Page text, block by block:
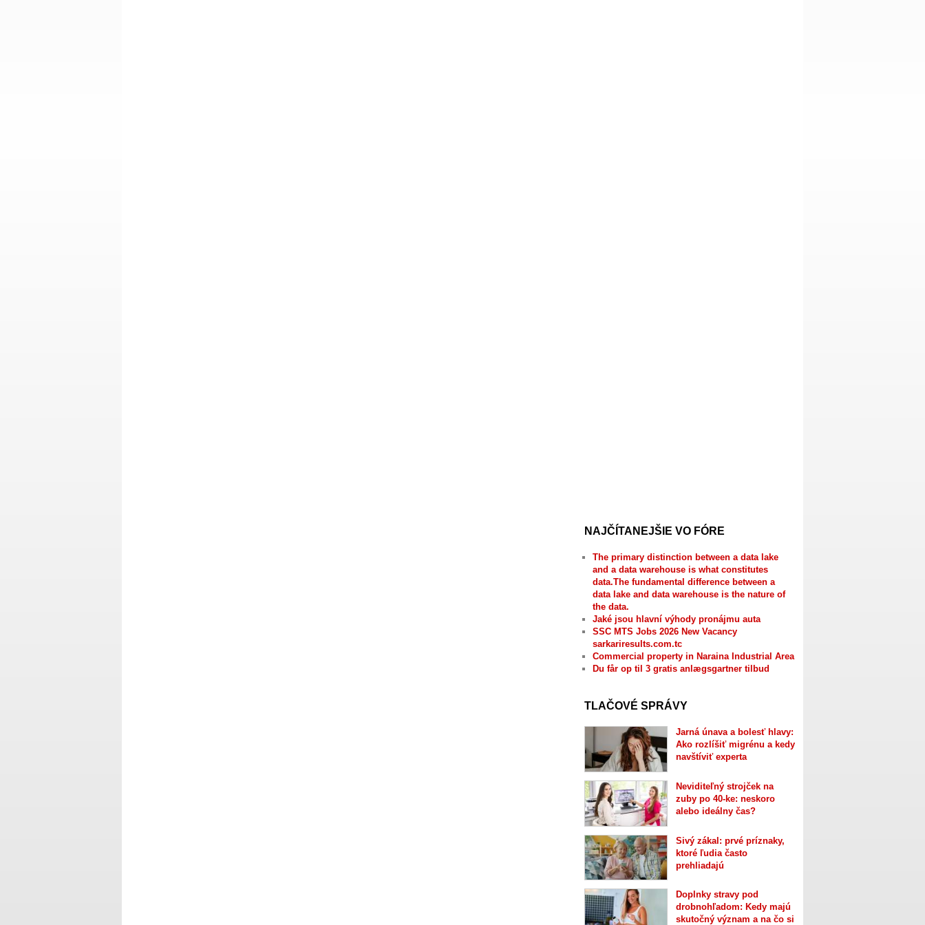
NAJČÍTANEJŠIE VO FÓRE
The primary distinction between a data lake
and a data warehouse is what constitutes
data.The fundamental difference between a
data lake and data warehouse is the nature of
the data.
Jaké jsou hlavní výhody pronájmu auta
SSC MTS Jobs 2026 New Vacancy
sarkariresults.com.tc
Commercial property in Naraina Industrial Area
Du får op til 3 gratis anlægsgartner tilbud
TLAČOVÉ SPRÁVY
Jarná únava a bolesť hlavy:
Ako rozlíšiť migrénu a kedy
navštíviť experta
Neviditeľný strojček na
zuby po 40-ke: neskoro
alebo ideálny čas?
Sivý zákal: prvé príznaky,
ktoré ľudia často
prehliadajú
Doplnky stravy pod
drobnohľadom: Kedy majú
skutočný význam a na čo si